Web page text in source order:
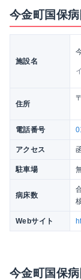
今金町国保
施設名
住所
電話番号
アクセス
駐車場
病床数
Webサイト
今金町国保